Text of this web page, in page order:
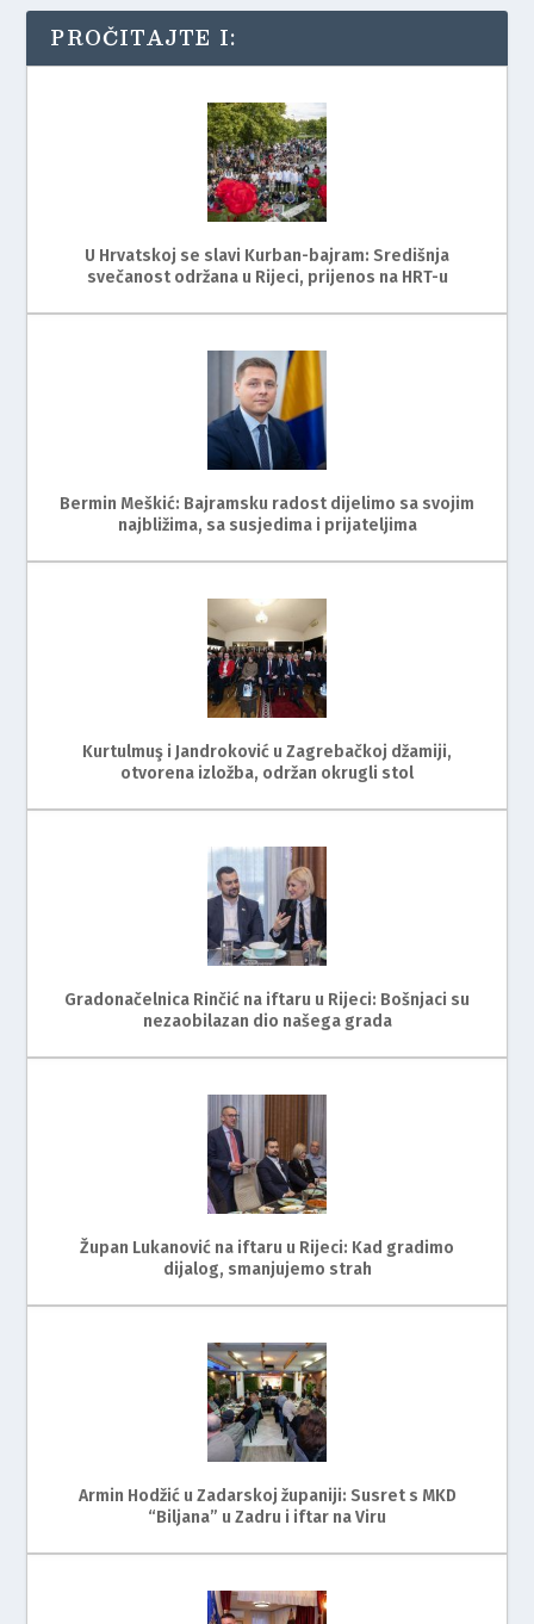
PROČITAJTE I:
U Hrvatskoj se slavi Kurban-bajram: Središnja
svečanost održana u Rijeci, prijenos na HRT-u
Bermin Meškić: Bajramsku radost dijelimo sa svojim
najbližima, sa susjedima i prijateljima
Kurtulmuş i Jandroković u Zagrebačkoj džamiji,
otvorena izložba, održan okrugli stol
Gradonačelnica Rinčić na iftaru u Rijeci: Bošnjaci su
nezaobilazan dio našega grada
Župan Lukanović na iftaru u Rijeci: Kad gradimo
dijalog, smanjujemo strah
Armin Hodžić u Zadarskoj županiji: Susret s MKD
“Biljana” u Zadru i iftar na Viru